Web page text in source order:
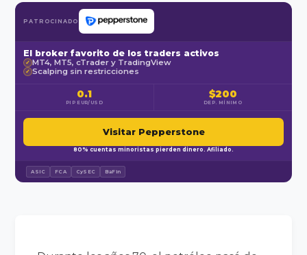
PATROCINADO
El broker favorito de los traders activos
✓ MT4, MT5, cTrader y TradingView
✓ Scalping sin restricciones
0.1
PIP EUR/USD
$200
DEP. MÍNIMO
Visitar Pepperstone
80% cuentas minoristas pierden dinero. Afiliado.
ASIC FCA CySEC BaFin